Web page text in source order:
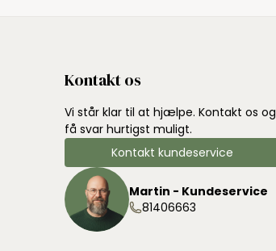
Kontakt os
Vi står klar til at hjælpe. Kontakt os og
få svar hurtigst muligt.
Kontakt kundeservice
Martin - Kundeservice
81406663